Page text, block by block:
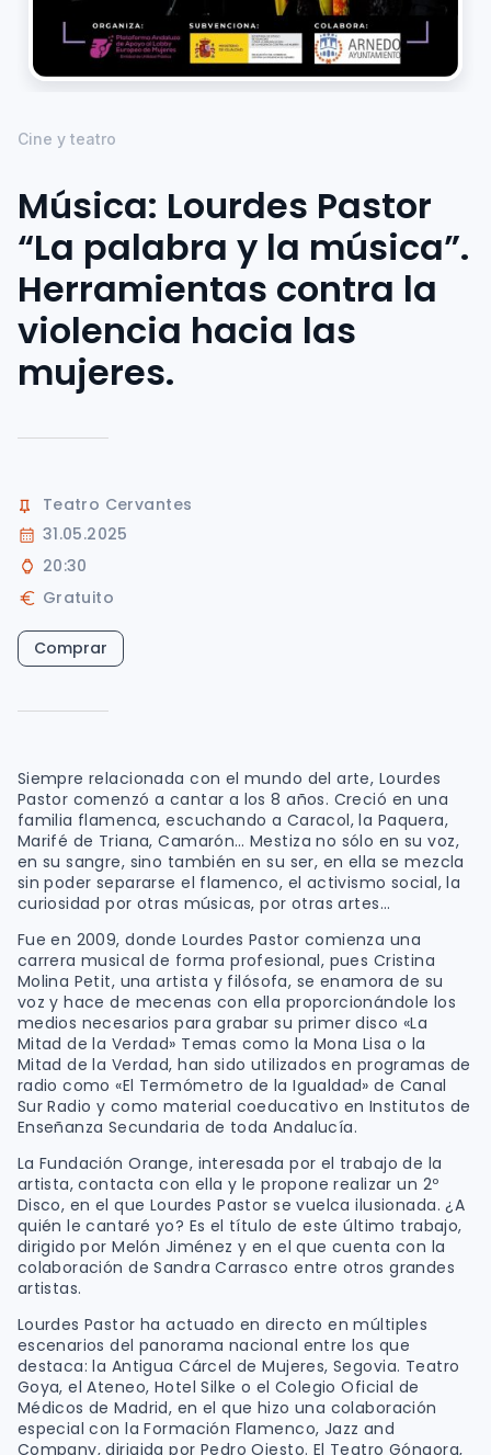
Cine y teatro
Música: Lourdes Pastor
“La palabra y la música”.
Herramientas contra la
violencia hacia las
mujeres.
Teatro Cervantes
31.05.2025
20:30
Gratuito
Comprar
Siempre relacionada con el mundo del arte, Lourdes
Pastor comenzó a cantar a los 8 años. Creció en una
familia flamenca, escuchando a Caracol, la Paquera,
Marifé de Triana, Camarón… Mestiza no sólo en su voz,
en su sangre, sino también en su ser, en ella se mezcla
sin poder separarse el flamenco, el activismo social, la
curiosidad por otras músicas, por otras artes…
Fue en 2009, donde Lourdes Pastor comienza una
carrera musical de forma profesional, pues Cristina
Molina Petit, una artista y filósofa, se enamora de su
voz y hace de mecenas con ella proporcionándole los
medios necesarios para grabar su primer disco «La
Mitad de la Verdad» Temas como la Mona Lisa o la
Mitad de la Verdad, han sido utilizados en programas de
radio como «El Termómetro de la Igualdad» de Canal
Sur Radio y como material coeducativo en Institutos de
Enseñanza Secundaria de toda Andalucía.
La Fundación Orange, interesada por el trabajo de la
artista, contacta con ella y le propone realizar un 2º
Disco, en el que Lourdes Pastor se vuelca ilusionada. ¿A
quién le cantaré yo? Es el título de este último trabajo,
dirigido por Melón Jiménez y en el que cuenta con la
colaboración de Sandra Carrasco entre otros grandes
artistas.
Lourdes Pastor ha actuado en directo en múltiples
escenarios del panorama nacional entre los que
destaca: la Antigua Cárcel de Mujeres, Segovia. Teatro
Goya, el Ateneo, Hotel Silke o el Colegio Oficial de
Médicos de Madrid, en el que hizo una colaboración
especial con la Formación Flamenco, Jazz and
Company, dirigida por Pedro Ojesto. El Teatro Góngora,